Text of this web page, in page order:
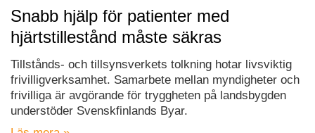
Snabb hjälp för patienter med
hjärtstillestånd måste säkras
Tillstånds- och tillsynsverkets tolkning hotar livsviktig
frivilligverksamhet. Samarbete mellan myndigheter och
frivilliga är avgörande för tryggheten på landsbygden
understöder Svenskfinlands Byar.